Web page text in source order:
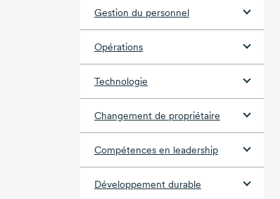
Gestion du personnel
Opérations
Technologie
Changement de propriétaire
Compétences en leadership
Développement durable